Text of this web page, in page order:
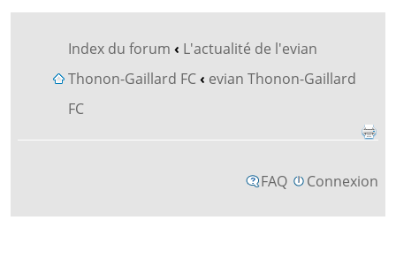
Index du forum ‹ L'actualité de l'evian
Thonon-Gaillard FC‹ evian Thonon-Gaillard
FC
FAQ Connexion